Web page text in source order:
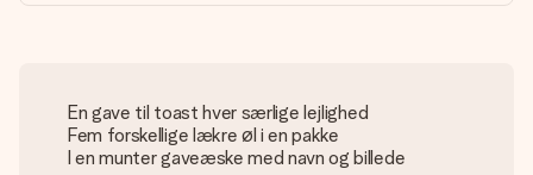
En gave til toast hver særlige lejlighed
Fem forskellige lækre øl i en pakke
I en munter gaveæske med navn og billede